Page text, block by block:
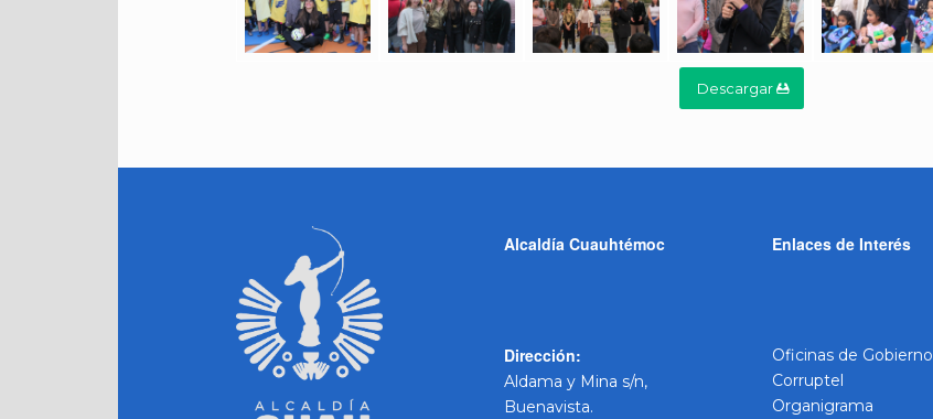
Descargar
Alcaldía Cuauhtémoc
Dirección:
Aldama y Mina s/n,
Buenavista.
Enlaces de Interés
Oficinas de Gobierno
Corruptel
Organigrama